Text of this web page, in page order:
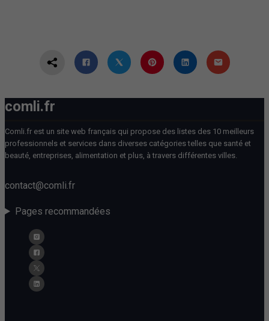
comli.fr
Comli.fr est un site web français qui propose des listes des 10 meilleurs
professionnels et services dans diverses catégories telles que santé et
beauté, entreprises, alimentation et plus, à travers différentes villes.
contact@comli.fr
Pages recommandées